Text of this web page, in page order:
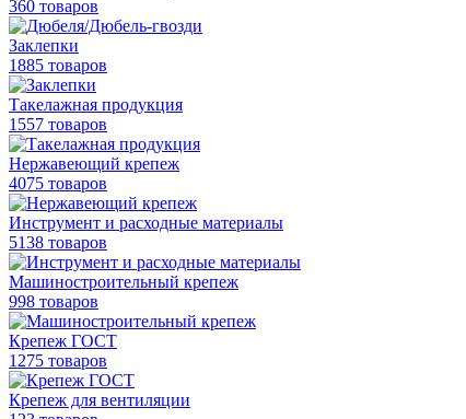
360 товаров
Заклепки
1885 товаров
Такелажная продукция
1557 товаров
Нержавеющий крепеж
4075 товаров
Инструмент и расходные материалы
5138 товаров
Машиностроительный крепеж
998 товаров
Крепеж ГОСТ
1275 товаров
Крепеж для вентиляции